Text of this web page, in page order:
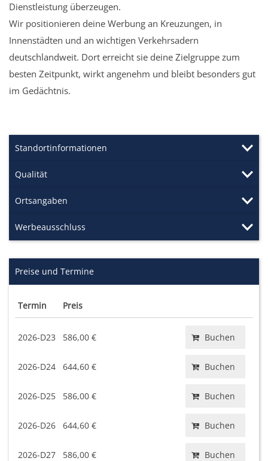
Dienstleistung überzeugen.
Wir positionieren deine Werbung an Kreuzungen, in
Innenstädten und an wichtigen Verkehrsadern
deutschlandweit. Dort erreicht sie deine Zielgruppe zum
besten Zeitpunkt, wirkt angenehm und bleibt besonders gut
im Gedächtnis.
Standortinformationen
Qualität
Ortsangaben
Werbeausschluss
Preise und Termine
Termin Preis
2026-D23 586,00 € Buchen
2026-D24 644,60 € Buchen
2026-D25 586,00 € Buchen
2026-D26 644,60 € Buchen
2026-D27 586,00 € Buchen